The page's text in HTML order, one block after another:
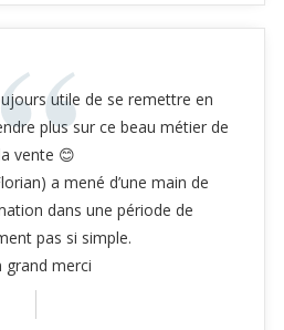
utile de se remettre en
plus sur ce beau métier de
vente 😊
a mené d’une main de
dans une période de
pas si simple.
grand merci